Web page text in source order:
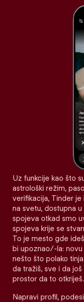
Uz funkcije kao što
astrološki režim,
verifikacija, Tinder je
na svetu, dostupna
spojeva otkad smo
spojeva krije se
To je mesto gde
bi upoznao/-la: novu
nešto što polako
da tražiš, sve i da
prostor da to otkriješ.
Napravi profil,